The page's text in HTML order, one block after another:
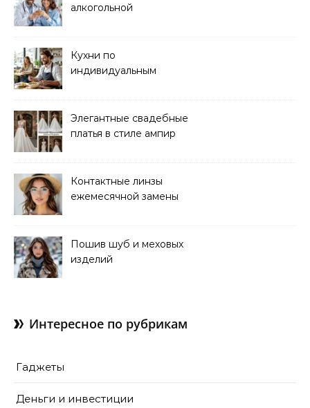
алкогольной
Кухни по
индивидуальным
Элегантные свадебные
платья в стиле ампир
Контактные линзы
ежемесячной замены
Пошив шуб и меховых
изделий
Интересное по рубрикам
Гаджеты
Деньги и инвестиции